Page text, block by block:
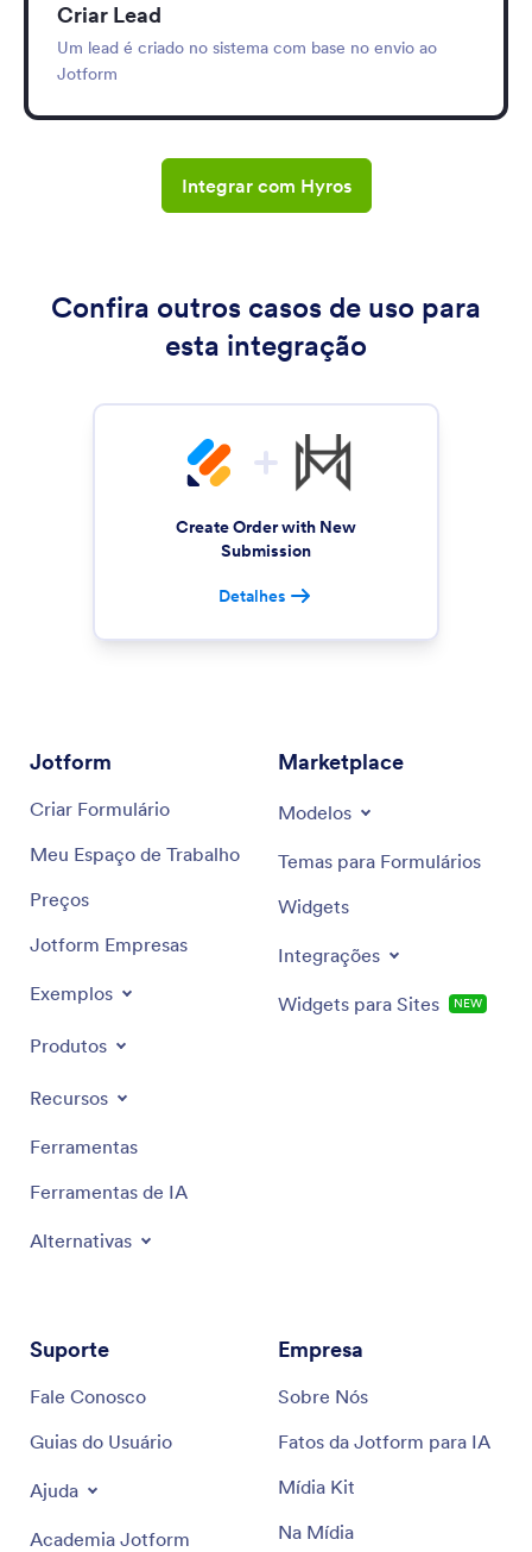
Criar Lead
Um lead é criado no sistema com base no envio ao
Jotform
Integrar com Hyros
Confira outros casos de uso para
esta integração
Create Order with New
Submission
Detalhes
Jotform
Criar Formulário
Meu Espaço de Trabalho
Preços
Jotform Empresas
Exemplos
Produtos
Recursos
Ferramentas
Ferramentas de IA
Alternativas
Marketplace
Modelos
Temas para Formulários
Widgets
Integrações
Widgets para Sites NEW
Suporte
Fale Conosco
Guias do Usuário
Ajuda
Academia Jotform
Empresa
Sobre Nós
Fatos da Jotform para IA
Mídia Kit
Na Mídia